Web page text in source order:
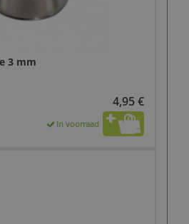
3 mm
4,95 €
In voorraad